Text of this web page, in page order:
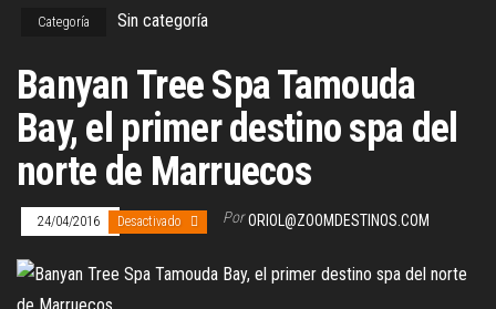
Categoría Sin categoría
Banyan Tree Spa Tamouda
Bay, el primer destino spa del
norte de Marruecos
24/04/2016 Desactivado Por ORIOL@ZOOMDESTINOS.COM